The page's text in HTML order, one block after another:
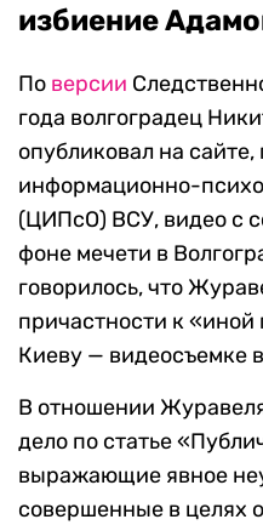
избиение
По версии
года волгоградец
опубликовал на
информационно-
(ЦИПсО) ВСУ, видео с
фоне мечети в
говорилось, что
причастности к
Киеву — видеосъемке
В отношении
дело по статье
выражающие явное
совершенные в целях